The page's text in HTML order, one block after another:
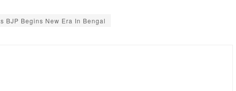
BJP Begins New Era In Bengal